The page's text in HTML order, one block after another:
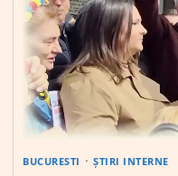
BUCURESTI ȘTIRI INTERNE